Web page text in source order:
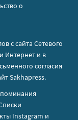
о
с сайта Сетевого
Интернет и в
согласия
Sakhapress.
Instagram и